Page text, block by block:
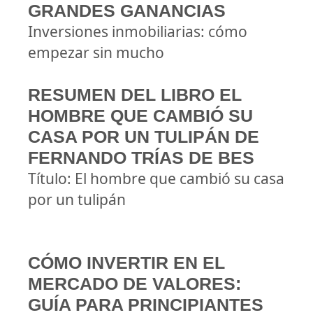
GRANDES GANANCIAS
Inversiones inmobiliarias: cómo
empezar sin mucho
RESUMEN DEL LIBRO EL
HOMBRE QUE CAMBIÓ SU
CASA POR UN TULIPÁN DE
FERNANDO TRÍAS DE BES
Título: El hombre que cambió su casa
por un tulipán
CÓMO INVERTIR EN EL
MERCADO DE VALORES:
GUÍA PARA PRINCIPIANTES